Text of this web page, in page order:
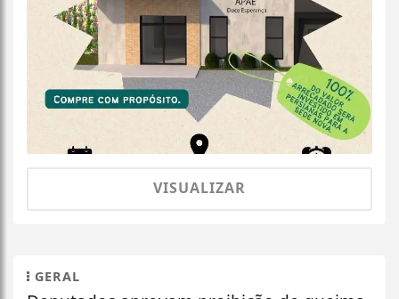
VISUALIZAR
GERAL